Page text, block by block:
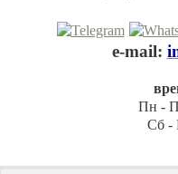
е-mail:
Пн -
Сб -